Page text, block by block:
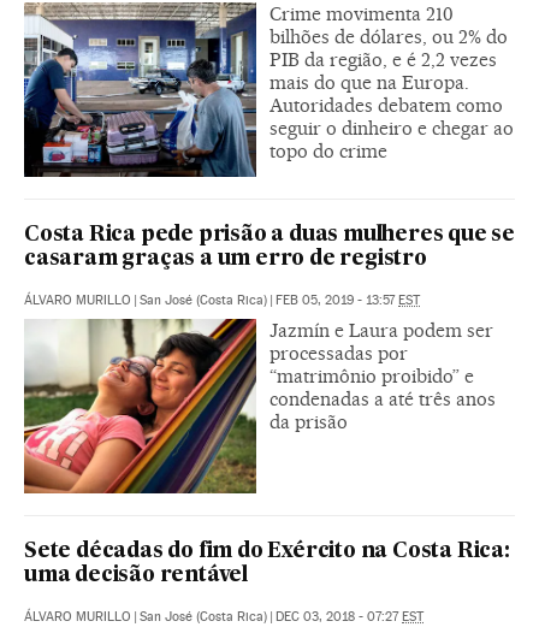
Crime movimenta 210
bilhões de dólares, ou 2% do
PIB da região, e é 2,2 vezes
mais do que na Europa.
Autoridades debatem como
seguir o dinheiro e chegar ao
topo do crime
Costa Rica pede prisão a duas mulheres que se
casaram graças a um erro de registro
ÁLVARO MURILLO | San José (Costa Rica) | FEB 05, 2019 - 13:57EST
Jazmín e Laura podem ser
processadas por
“matrimônio proibido” e
condenadas a até três anos
da prisão
Sete décadas do fim do Exército na Costa Rica:
uma decisão rentável
ÁLVARO MURILLO | San José (Costa Rica) | DEC 03, 2018 - 07:27EST